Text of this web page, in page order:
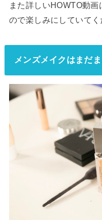
また詳しいHOWTO動
ので楽しみにしていてく
メンズメイクはまだ